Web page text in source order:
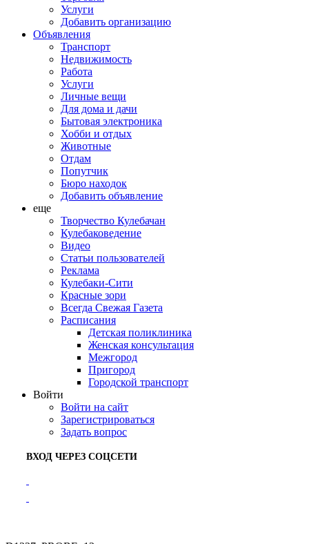
Услуги
Добавить организацию
Объявления
Транспорт
Недвижимость
Работа
Услуги
Личные вещи
Для дома и дачи
Бытовая электроника
Хобби и отдых
Животные
Отдам
Попутчик
Бюро находок
Добавить объявление
еще
Творчество Кулебачан
Кулебаковедение
Видео
Статьи пользователей
Реклама
Кулебаки-Сити
Красные зори
Всегда Свежая Газета
Расписания
Детская поликлиника
Женская консультация
Межгород
Пригород
Городской транспорт
Войти
Войти на сайт
Зарегистрироваться
Задать вопрос
ВХОД ЧЕРЕЗ СОЦСЕТИ